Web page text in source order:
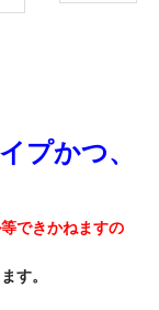
プかつ、
できかねますの
す。